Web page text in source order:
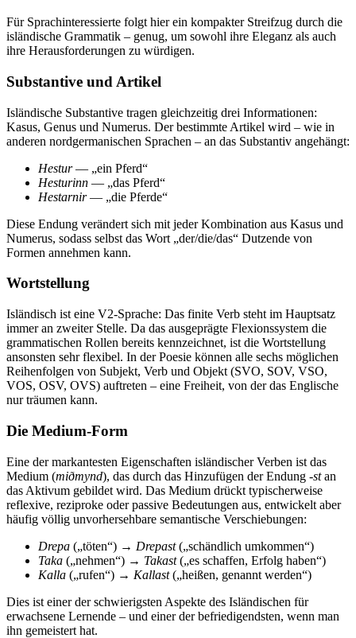
Für Sprachinteressierte folgt hier ein kompakter Streifzug durch die
isländische Grammatik – genug, um sowohl ihre Eleganz als auch
ihre Herausforderungen zu würdigen.
Substantive und Artikel
Isländische Substantive tragen gleichzeitig drei Informationen:
Kasus, Genus und Numerus. Der bestimmte Artikel wird – wie in
anderen nordgermanischen Sprachen – an das Substantiv angehängt:
Hestur— „ein Pferd“
Hesturinn — „das Pferd“
Hestarnir— „die Pferde“
Diese Endung verändert sich mit jeder Kombination aus Kasus und
Numerus, sodass selbst das Wort „der/die/das“ Dutzende von
Formen annehmen kann.
Wortstellung
Isländisch ist eine V2-Sprache: Das finite Verb steht im Hauptsatz
immer an zweiter Stelle. Da das ausgeprägte Flexionssystem die
grammatischen Rollen bereits kennzeichnet, ist die Wortstellung
ansonsten sehr flexibel. In der Poesie können alle sechs möglichen
Reihenfolgen von Subjekt, Verb und Objekt (SVO, SOV, VSO,
VOS, OSV, OVS) auftreten – eine Freiheit, von der das Englische
nur träumen kann.
Die Medium-Form
Eine der markantesten Eigenschaften isländischer Verben ist das
Medium (miðmynd), das durch das Hinzufügen der Endung -stan
das Aktivum gebildet wird. Das Medium drückt typischerweise
reflexive, reziproke oder passive Bedeutungen aus, entwickelt aber
häufig völlig unvorhersehbare semantische Verschiebungen:
Drepa („töten“) → Drepast(„schändlich umkommen“)
Taka („nehmen“) → Takast(„es schaffen, Erfolg haben“)
Kalla („rufen“) → Kallast(„heißen, genannt werden“)
Dies ist einer der schwierigsten Aspekte des Isländischen für
erwachsene Lernende – und einer der befriedigendsten, wenn man
ihn gemeistert hat.